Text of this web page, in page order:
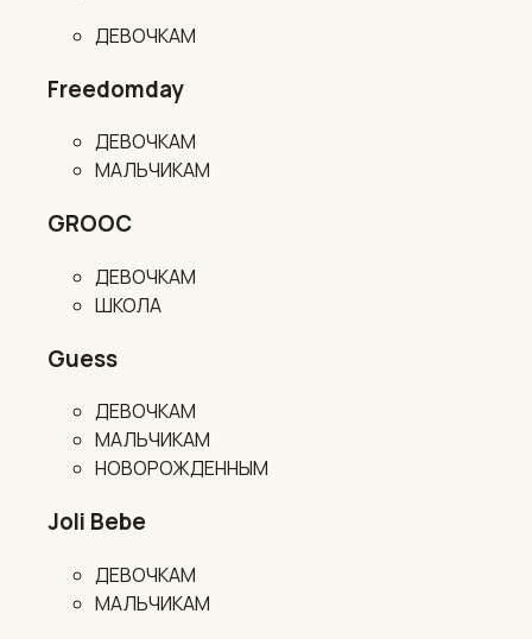
ДЕВОЧКАМ
Freedomday
ДЕВОЧКАМ
МАЛЬЧИКАМ
GROOC
ДЕВОЧКАМ
ШКОЛА
Guess
ДЕВОЧКАМ
МАЛЬЧИКАМ
НОВОРОЖДЕННЫМ
Joli Bebe
ДЕВОЧКАМ
МАЛЬЧИКАМ